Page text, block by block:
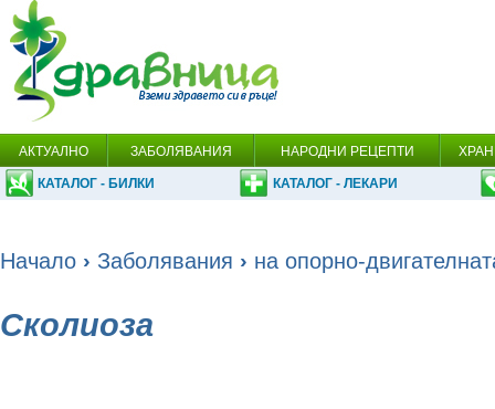
АКТУАЛНО ЗАБОЛЯВАНИЯ НАРОДНИ РЕЦЕПТИ
КАТАЛОГ - БИЛКИ КАТАЛОГ - ЛЕКАРИ
Начало › Заболявания › на опорно-
Сколиоза